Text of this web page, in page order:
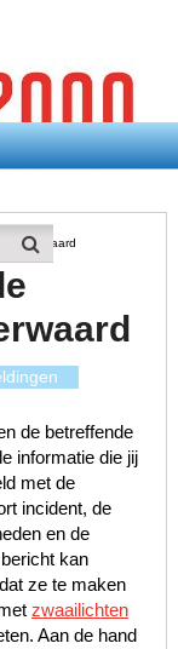
de betreffende
informatie die jij
met de
incident, de
en de
kan
ze te maken
zwaailichten
Aan de hand